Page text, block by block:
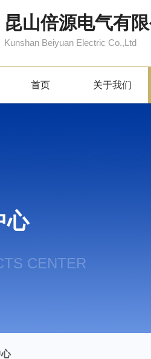
昆山倍源电气有限
Kunshan Beiyuan Electric Co.,Ltd
首页 关于我们
心
CENTER